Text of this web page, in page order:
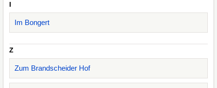
I
Im Bongert
Z
Zum Brandscheider Hof